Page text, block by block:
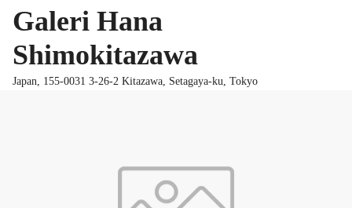
Galeri Hana
Shimokitazawa
Japan, 155-0031 3-26-2 Kitazawa, Setagaya-ku, Tokyo